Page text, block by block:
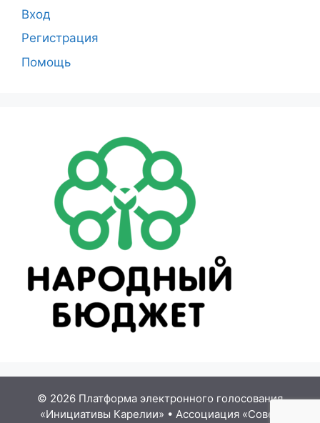
Вход
Регистрация
Помощь
© 2026 Платформа электронного голосования
«Инициативы Карелии» • Ассоциация «Совет